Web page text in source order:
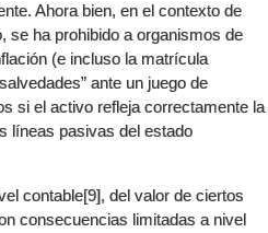
Ahora bien, en el contexto de
se ha prohibido a organismos de
(e incluso la matrícula
ante un juego de
si el activo refleja correctamente la
líneas pasivas del estado
contable[9], del valor de ciertos
consecuencias limitadas a nivel